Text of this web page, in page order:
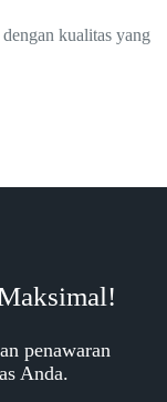
kualitas yang
penawaran
Anda.